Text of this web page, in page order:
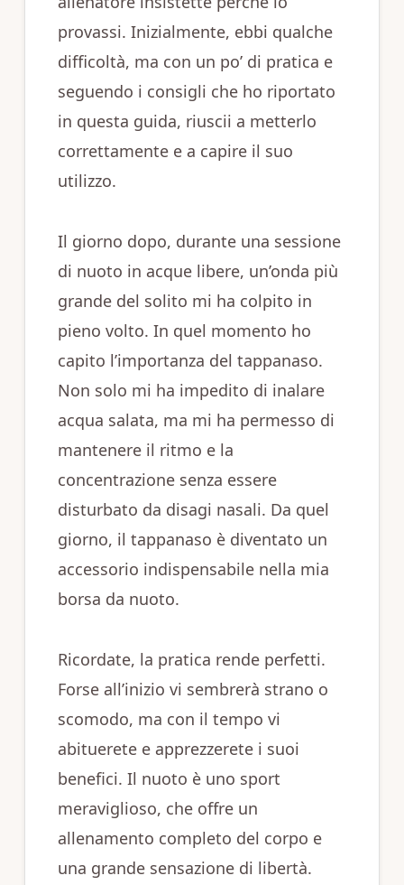
provassi. Inizialmente, ebbi qualche
difficoltà, ma con un po’ di pratica e
seguendo i consigli che ho riportato
in questa guida, riuscii a metterlo
correttamente e a capire il suo
utilizzo.
Il giorno dopo, durante una sessione
di nuoto in acque libere, un’onda più
grande del solito mi ha colpito in
pieno volto. In quel momento ho
capito l’importanza del tappanaso.
Non solo mi ha impedito di inalare
acqua salata, ma mi ha permesso di
mantenere il ritmo e la
concentrazione senza essere
disturbato da disagi nasali. Da quel
giorno, il tappanaso è diventato un
accessorio indispensabile nella mia
borsa da nuoto.
Ricordate, la pratica rende perfetti.
Forse all’inizio vi sembrerà strano o
scomodo, ma con il tempo vi
abituerete e apprezzerete i suoi
benefici. Il nuoto è uno sport
meraviglioso, che offre un
allenamento completo del corpo e
una grande sensazione di libertà.